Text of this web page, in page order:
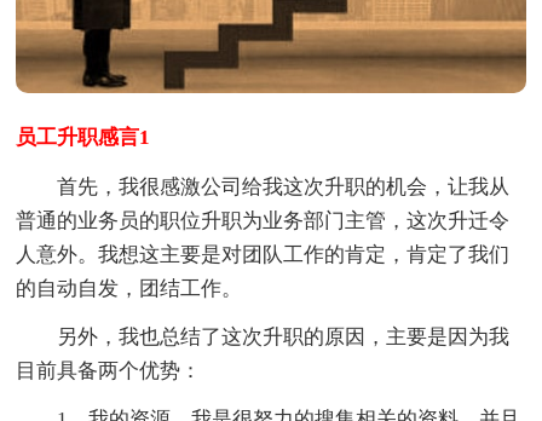
员工升职感言1
首先，我很感激公司给我这次升职的机会，让我从
普通的业务员的职位升职为业务部门主管，这次升迁令
人意外。我想这主要是对团队工作的肯定，肯定了我们
的自动自发，团结工作。
另外，我也总结了这次升职的原因，主要是因为我
目前具备两个优势：